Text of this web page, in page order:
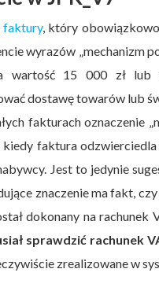
faktury, który
wyrazów „mechanizm
wartość 15 000 zł lub
dostawę towarów lub
fakturach oznaczenie
faktura
Jest to jedynie
znaczenie ma fakt,
dokonany na rachunek
sprawdzić rachunek
zrealizowane w